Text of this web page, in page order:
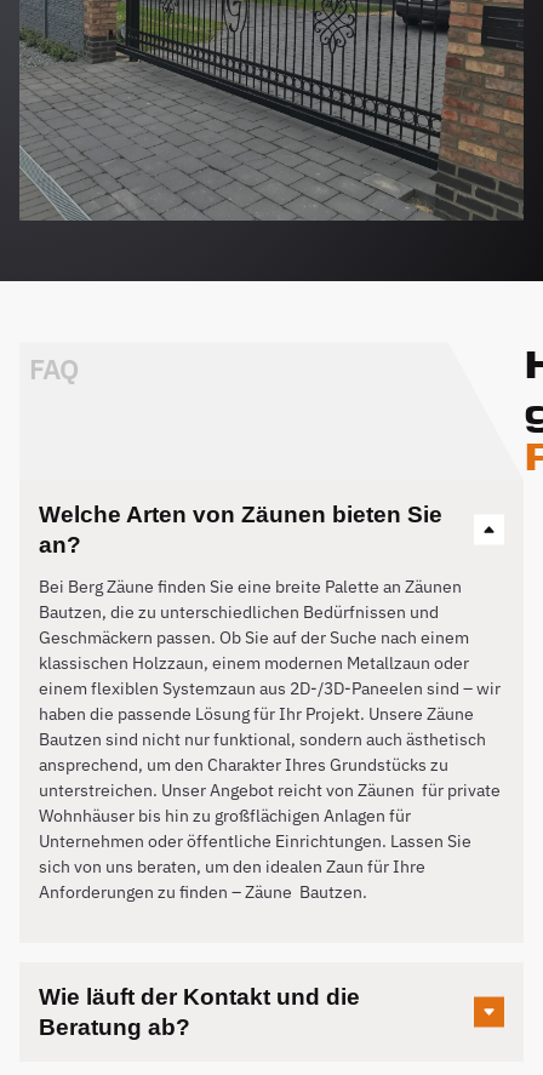
FAQ
Welche Arten von Zäunen bieten Sie
an?
Bei Berg Zäune finden Sie eine breite Palette an Zäunen
Bautzen, die zu unterschiedlichen Bedürfnissen und
Geschmäckern passen. Ob Sie auf der Suche nach einem
klassischen Holzzaun, einem modernen Metallzaun oder
einem flexiblen Systemzaun aus 2D-/3D-Paneelen sind – wir
haben die passende Lösung für Ihr Projekt. Unsere Zäune
Bautzen sind nicht nur funktional, sondern auch ästhetisch
ansprechend, um den Charakter Ihres Grundstücks zu
unterstreichen. Unser Angebot reicht von Zäunen für private
Wohnhäuser bis hin zu großflächigen Anlagen für
Unternehmen oder öffentliche Einrichtungen. Lassen Sie
sich von uns beraten, um den idealen Zaun für Ihre
Anforderungen zu finden – Zäune Bautzen.
Wie läuft der Kontakt und die
Beratung ab?